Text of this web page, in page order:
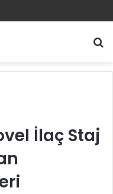
İlaç Staj